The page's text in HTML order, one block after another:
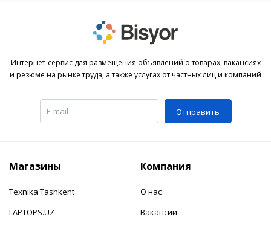
Интернет-сервис для размещения объявлений о товарах, вакансиях
и резюме на рынке труда, а также услугах от частных лиц и компаний
Отправить
Магазины
Texnika Tashkent
LAPTOPS.UZ
Компания
О нас
Вакансии